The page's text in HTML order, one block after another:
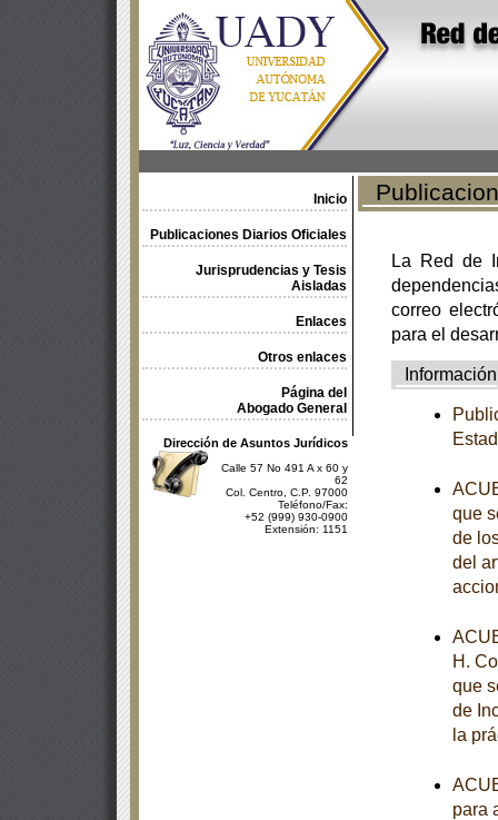
Inicio
Publicaciones Diarios Oficiales
Jurisprudencias y Tesis
Aisladas
Enlaces
Otros enlaces
Página del
Abogado General
Dirección de Asuntos Jurídicos
Calle 57 No 491 A x 60 y
62
Col. Centro, C.P. 97000
Teléfono/Fax:
+52 (999) 930-0900
Extensión: 1151
La Red de
correo
para el
Información
que
de
del
H.
que
de
la
para